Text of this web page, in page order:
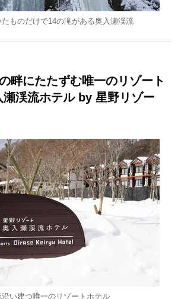
ものだけで14の滝がある奥入瀬渓流
畔にたたずむ唯一のリゾート
瀬渓流ホテル by 星野リゾー
沿い建つ唯一のリゾートホテル